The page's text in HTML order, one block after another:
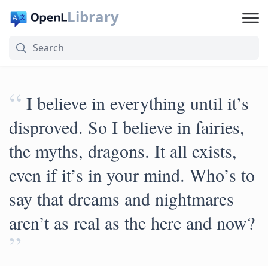
Library
“ I believe in everything until it’s
disproved. So I believe in fairies,
the myths, dragons. It all exists,
even if it’s in your mind. Who’s to
say that dreams and nightmares
aren’t as real as the here and now?
”